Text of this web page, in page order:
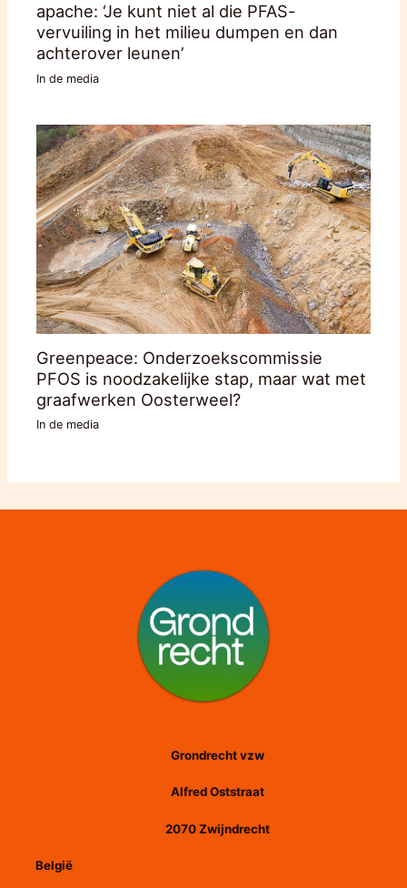
apache: ‘Je kunt niet al die PFAS-
vervuiling in het milieu dumpen en dan
achterover leunen’
In de media
Greenpeace: Onderzoekscommissie
PFOS is noodzakelijke stap, maar wat met
graafwerken Oosterweel?
In de media
Grondrecht vzw
Alfred Oststraat
2070 Zwijndrecht
België